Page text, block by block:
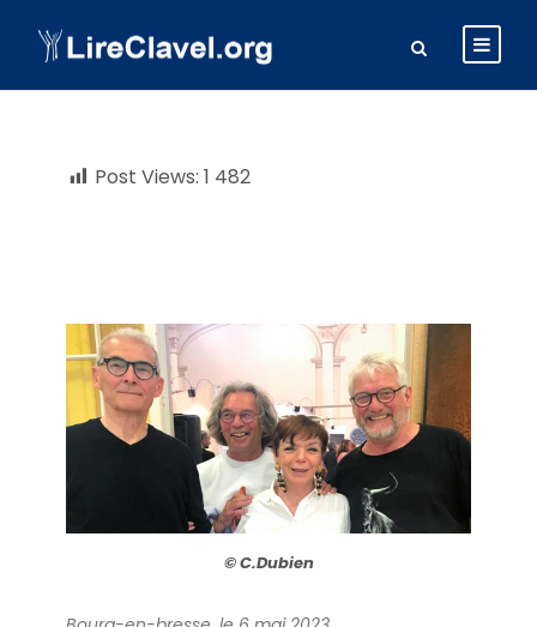
Post Views: 1 482
© C.Dubien